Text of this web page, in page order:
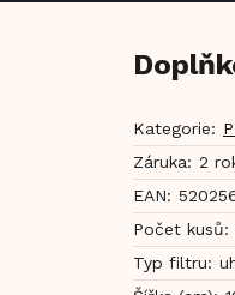
Kategorie:
Záruka: 2
EAN:
Počet kusů:
Typ filtru: